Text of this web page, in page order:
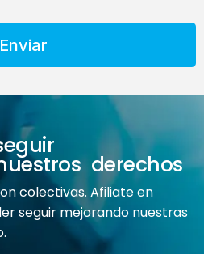
Enviar
derechos
colectivas. Afiliate en
seguir mejorando nuestras